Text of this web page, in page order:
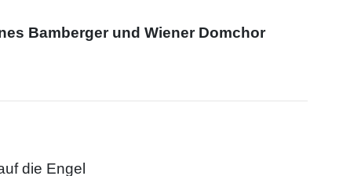
Bamberger und Wiener Domchor
die Engel